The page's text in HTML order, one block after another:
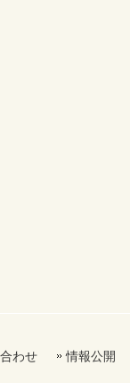
わせ 情報公開